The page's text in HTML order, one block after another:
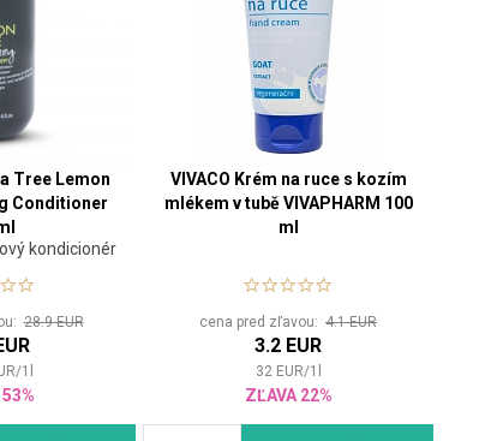
Tree Lemon
Conditioner
kondicionér
28.9 EUR
/1
VIVACO Krém na ruce s kozím
mlékem v tubě VIVAPHARM 100
ml
cena pred zľavou: 4.1 EUR
3.2 EUR
32 EUR/1
ZĽAVA 22%